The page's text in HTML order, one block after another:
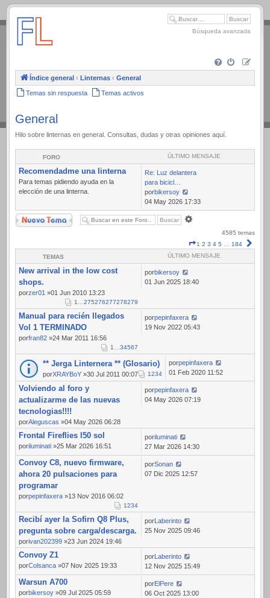
.
Búsqueda avanzada
Índice general ‹ Linternas ‹ General
Temas sin respuesta Temas activos
General
Hilo sobre linternas en general. Consultas, dudas y otras opiniones aquí.
FORO ÚLTIMO MENSAJE
Recomendadme una linterna
Para temas pidiendo ayuda en la
elección de una linterna.
Re: Luz delantera
para bicicl…
porbikersoy
Ver
último
mensaje
04 May 2026 17:33
Nuevo Tema
4585 temas
Página
1
1 2 3 4 5 … 184
TEMAS ÚLTIMO MENSAJE
New arrival in the low cost
shops.
porzer01 »01 Jun 2010 13:23
1…275276277278279
porbikersoy
01 Jun 2025 18:40
Manual para recién llegados
Vol 1 TERMINADO
porfran82 »24 Mar 2011 16:56
1…34567
porpepinfaxera
19 Nov 2022 05:43
** Jerga Linternera ** (Glosario)
porXRAYBoY »30 Jul 2011 00:07 1234
porpepinfaxera
01 Feb 2020 11:52
Volviendo al foro y
actualizarme de las nuevas
tecnologias!!!!
porAleguscas »04 May 2026 06:28
porpepinfaxera
04 May 2026 07:19
Frontal Fireflies l50 sol
poriluminati »25 Mar 2026 16:51
poriluminati
27 Mar 2026 14:30
Convoy C8, nuevo firmware,
ahora 20 pulsaciones para
programar
porpepinfaxera »13 Nov 2016 06:02
1234
porSonan
07 Dic 2025 12:57
Recibí ayer la Sofirn Q8 Plus,
pregunta sobre carga/descarga.
porivan202399 »23 Jun 2024 19:46
por Laberinto
25 Nov 2025 09:46
Convoy Z1
porColsanca »07 Nov 2025 19:33
por Laberinto
12 Nov 2025 15:49
Warsun A700
porbikersoy »09 Jul 2025 05:59
porElPere
06 Oct 2025 13:00